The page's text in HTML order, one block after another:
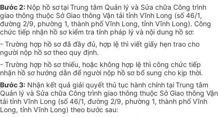
Bước 2: Nộp hồ sơtạiTrung tâm Quản lý và Sửa chữa Công trình
giao thông thuộc Sở Giao thông Vận tải tỉnh Vĩnh Long (số 46/1,
đường 2/9, phường 1, thành phố Vĩnh Long, tỉnh Vĩnh Long). Công
chức tiếp nhận hồ sơ kiểm tra tính pháp lý và nội dung hồ sơ:
- Trường hợp hồ sơ đã đầy đủ, hợp lệ thì viết giấy hẹn trao cho
người nộp hồ sơ theo quy định.
- Trường hợp hồ sơ thiếu, hoặc không hợp lệ thì công chức tiếp
nhận hồ sơ hướng dẫn để người nộp hồ sơ bổ sung cho kịp thời.
Bước 3: Nhận kết quả giải quyết thủ tục hành chínhtạiTrung tâm
Quản lý và Sửa chữa Công trình giao thông thuộc Sở Giao thông Vận
tải tỉnh Vĩnh Long (số 46/1, đường 2/9, phường 1, thành phố Vĩnh
Long, tỉnh Vĩnh Long) theo bước sau: